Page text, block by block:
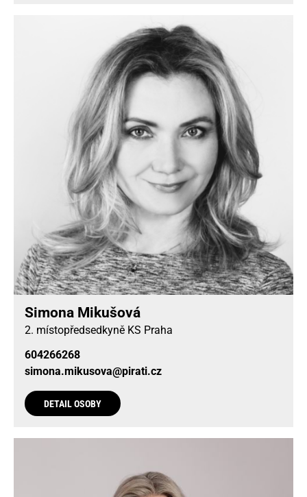
Simona Mikušová
2. místopředsedkyně KS Praha
604266268
simona.mikusova@pirati.cz
DETAIL OSOBY